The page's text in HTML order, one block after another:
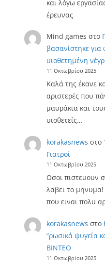
και λόγω
έρευνας
Mind games στο
βασανίστηκε για
υιοθετημένη
11 Οκτωβρίου 2025
Καλά της έκανε
αριστερές που
μαυράκια και
υιοθετείς…
korakasnews στο
Γιατροί
11 Οκτωβρίου 2025
Οσοι πιστευουν
λαβει το
που ειναι πολυ
korakasnews στο
“ρωσικά ψυγεία
ΒΙΝΤΕΟ
11 Οκτωβρίου 2025